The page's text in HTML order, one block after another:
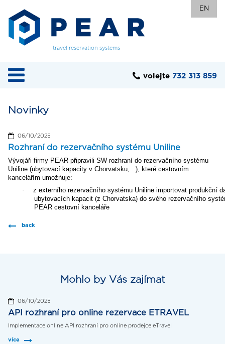
travel reservation systems
EN
volejte 732 313 859
Novinky
06/10/2025
Rozhraní do rezervačního systému Uniline
Vývojáři firmy PEAR připravili SW rozhraní do rezervačního systému
Uniline (ubytovací kapacity v Chorvatsku, ..), které cestovním
kancelářím umožńuje:
·
z externího rezervačního systému Uniline importovat produkční
ubytovacích kapacit (z Chorvatska) do svého rezervačního
PEAR cestovní kanceláře
back
Mohlo by Vás zajímat
06/10/2025
API rozhraní pro online rezervace ETRAVEL
Implementace online API rozhraní pro online prodejce eTravel
více